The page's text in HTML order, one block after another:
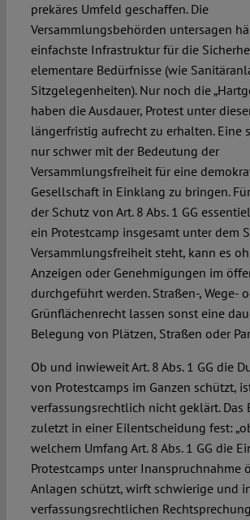
prekäres Umfeld geschaffen. Die
Versammlungsbehörden untersagen
einfachste Infrastruktur für die
elementare Bedürfnisse (wie
Sitzgelegenheiten). Nur noch die
haben die Ausdauer, Protest unter
längerfristig aufrecht zu erhalten. Eine
nur schwer mit der Bedeutung der
Versammlungsfreiheit für eine
Gesellschaft in Einklang zu bringen.
der Schutz von Art. 8 Abs. 1 GG
ein Protestcamp insgesamt unter dem
Versammlungsfreiheit steht, kann es
Anzeigen oder Genehmigungen im
durchgeführt werden. Straßen-, Wege-
Grünflächenrecht lassen sonst eine
Belegung von Plätzen, Straßen oder
Ob und inwieweit Art. 8 Abs. 1 GG die
von Protestcamps im Ganzen schützt,
verfassungsrechtlich nicht geklärt. Das
zuletzt in einer Eilentscheidung fest:
welchem Umfang Art. 8 Abs. 1 GG die
Protestcamps unter Inanspruchnahme
Anlagen schützt, wirft schwierige und
verfassungsrechtlichen